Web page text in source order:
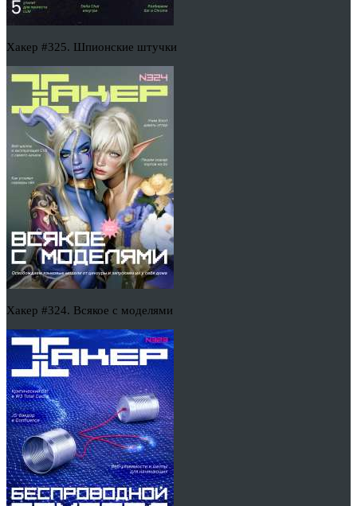
Хакер #325. Шпионские штучки
Хакер #324. Всякое с моделями